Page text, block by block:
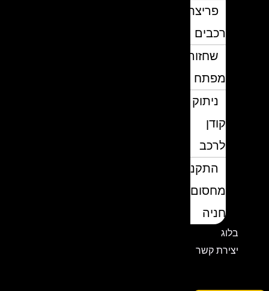
פריצת
רכבים
שחזור
מפתח
ניתוק
לרכב
התקנת
מחסום
חניה
יצירת קשר